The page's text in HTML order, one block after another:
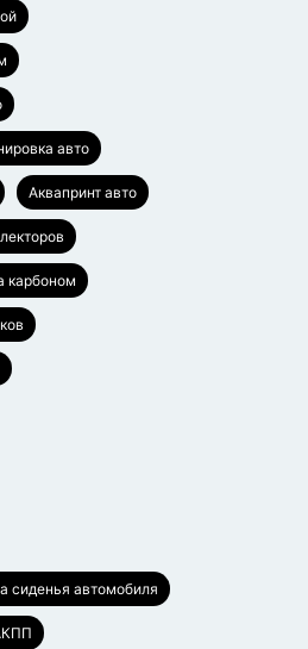
авто
Аквапринт авто
карбоном
сиденья автомобиля